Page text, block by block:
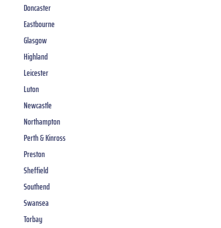
Doncaster
Eastbourne
Glasgow
Highland
Leicester
Luton
Newcastle
Northampton
Perth & Kinross
Preston
Sheffield
Southend
Swansea
Torbay